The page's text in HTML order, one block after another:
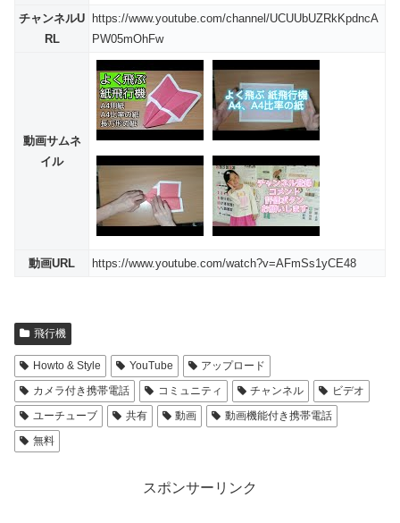
チャンネルU
RL
https://www.youtube.com/channel/UCUUbUZRkKpdncA
PW05mOhFw
動画サムネ
イル
動画URL https://www.youtube.com/watch?v=AFmSs1yCE48
飛行機
Howto & Style YouTube
アップロード
カメラ付き携帯電話
コミュニティ チャンネル
ビデオ
ユーチューブ
共有 動画
動画機能付き携帯電話
無料
スポンサーリンク